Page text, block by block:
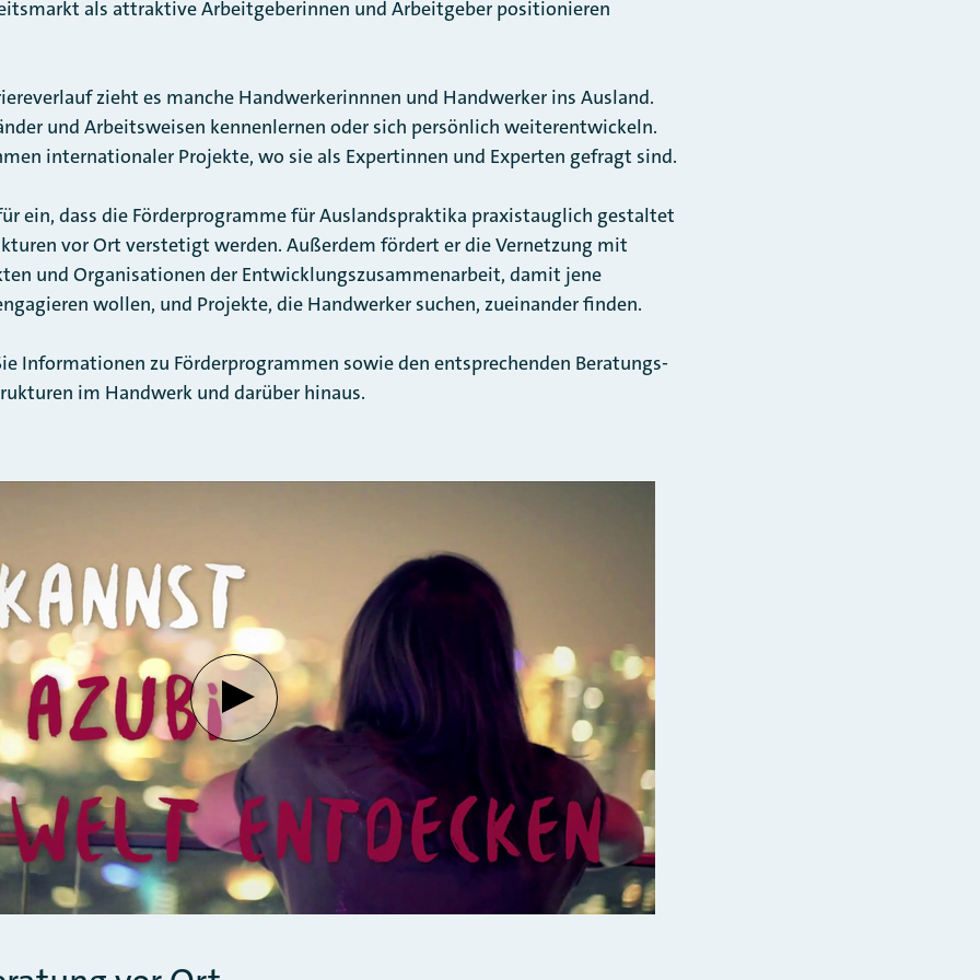
als attraktive Arbeitgeberinnen und Arbeitgeber positionieren
zieht es manche Handwerkerinnnen und Handwerker ins Ausland.
und Arbeitsweisen kennenlernen oder sich persönlich weiterentwickeln.
internationaler Projekte, wo sie als Expertinnen und Experten gefragt sind.
ein, dass die Förderprogramme für Auslandspraktika praxistauglich gestaltet
vor Ort verstetigt werden. Außerdem fördert er die Vernetzung mit
und Organisationen der Entwicklungszusammenarbeit, damit jene
wollen, und Projekte, die Handwerker suchen, zueinander finden.
Informationen zu Förderprogrammen sowie den entsprechenden Beratungs-
im Handwerk und darüber hinaus.
Verbindung mit Youtube herstellen und Video abspielen